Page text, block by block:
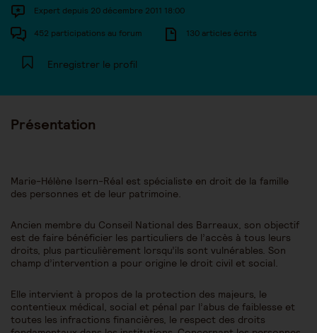
Expert depuis 20 décembre 2011 18:00
452 participations au forum 130 articles écrits
Enregistrer le profil
Présentation
Marie-Hélène Isern-Réal est spécialiste en droit de la famille
des personnes et de leur patrimoine.
Ancien membre du Conseil National des Barreaux, son objectif
est de faire bénéficier les particuliers de l’accès à tous leurs
droits, plus particulièrement lorsqu’ils sont vulnérables. Son
champ d’intervention a pour origine le droit civil et social.
Elle intervient à propos de la protection des majeurs, le
contentieux médical, social et pénal par l’abus de faiblesse et
toutes les infractions financières, le respect des droits